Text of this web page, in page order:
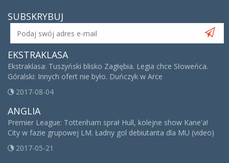
SUBSKRYBUJ
EKSTRAKLASA
Ekstraklasa: Tuszyński blisko Zagłębia. Legia chce Słoweńca.
Góralski: Innych ofert nie było. Duńczyk w Arce
2017-08-04
ANGLIA
Premier League: Tottenham sprał Hull, kolejne show Kane'a!
City w fazie grupowej LM. Ładny gol debiutanta dla MU (video)
2017-05-21